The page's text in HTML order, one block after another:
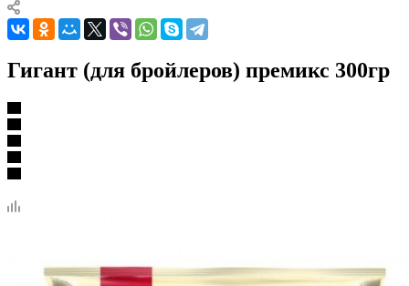
Гигант (для бройлеров) премикс 300гр